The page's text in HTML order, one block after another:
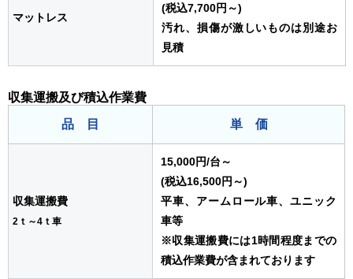
マットレス
(税込7,700円～)
汚れ、損傷が激しいものは別途お
見積
収集運搬及び積込作業費
品 目
単 価
収集運搬費
2ｔ～4ｔ車
15,000円/台 ～
(税込16,500円～)
平車、アームロール車、ユニック
車等
※収集運搬費には1時間程度までの
積込作業費が含まれております